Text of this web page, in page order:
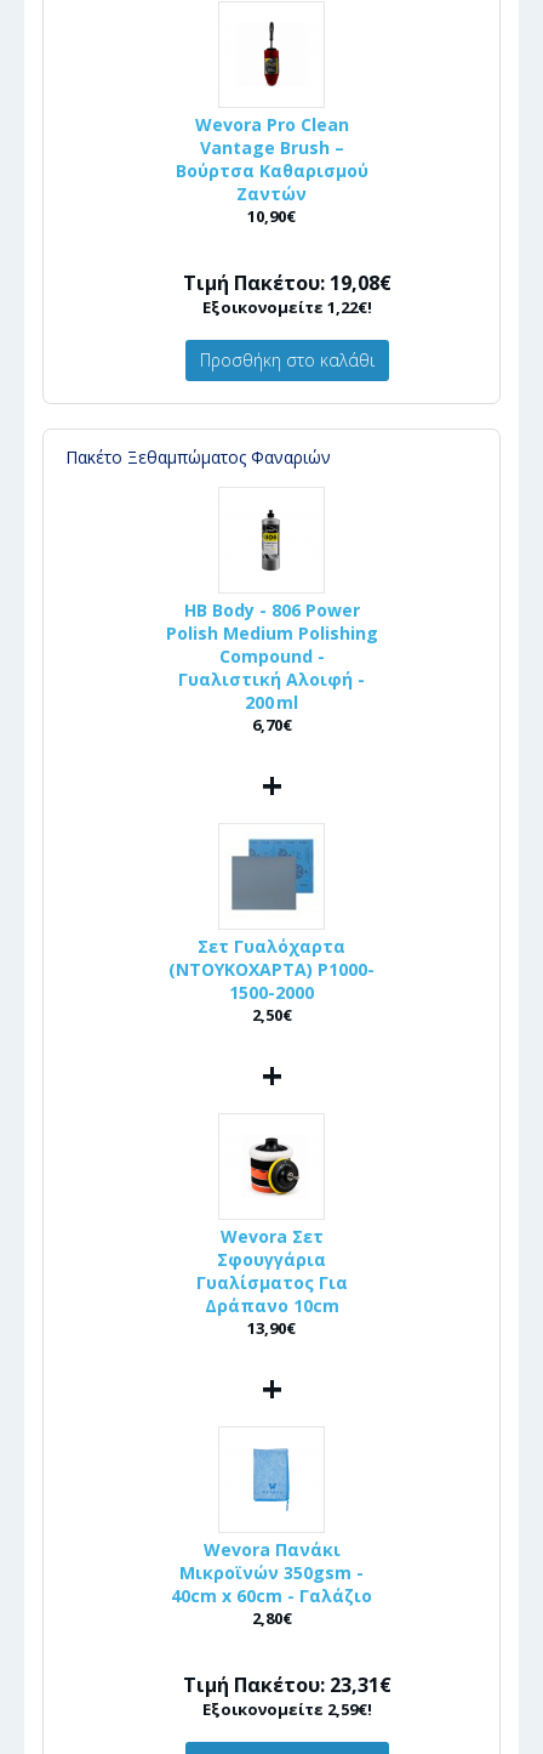
Wevora Pro Clean
Vantage Brush –
Βούρτσα Καθαρισμού
Ζαντών
10,90€
Τιμή Πακέτου: 19,08€
Εξοικονομείτε 1,22€!
Προσθήκη στο καλάθι
Πακέτο Ξεθαμπώματος Φαναριών
HB Body - 806 Power
Polish Medium Polishing
Compound -
Γυαλιστική Αλοιφή -
200 ml
6,70€
+
Σετ Γυαλόχαρτα
(ΝΤΟΥΚΟΧΑΡΤΑ) P1000-
1500-2000
2,50€
+
Wevora Σετ
Σφουγγάρια
Γυαλίσματος Για
Δράπανο 10cm
13,90€
+
Wevora Πανάκι
Μικροϊνών 350gsm -
40cm x 60cm - Γαλάζιο
2,80€
Τιμή Πακέτου: 23,31€
Εξοικονομείτε 2,59€!